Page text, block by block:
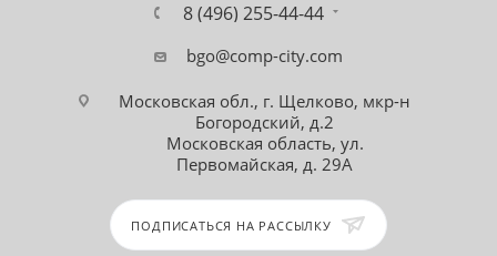
8 (496) 255-44-44
bgo@comp-city.com
Московская обл., г. Щелково, мкр-н
Богородский, д.2
Московская область, ул.
Первомайская, д. 29А
ПОДПИСАТЬСЯ НА РАССЫЛКУ